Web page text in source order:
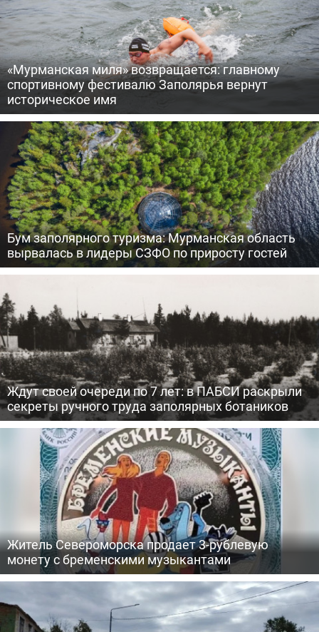
«Мурманская миля» возвращается: главному
спортивному фестивалю Заполярья вернут
историческое имя
Бум заполярного туризма: Мурманская область
вырвалась в лидеры СЗФО по приросту гостей
Ждут своей очереди по 7 лет: в ПАБСИ раскрыли
секреты ручного труда заполярных ботаников
Житель Североморска продает 3-рублевую
монету с бременскими музыкантами